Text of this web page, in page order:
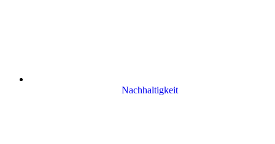
Nachhaltigkeit